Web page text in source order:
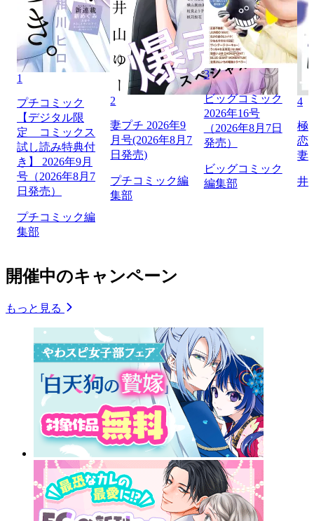
1
プチコミック
【デジタル限
定 コミックス
試し読み特典付
き】 2026年9月
号（2026年8月7
日発売）
プチコミック編
集部
2
妻プチ 2026年9
月号(2026年8月7
日発売)
プチコミック編
集部
3
ビッグコミック
2026年16号
（2026年8月7日
発売）
ビッグコミック
編集部
4
極
恋
妻
井
開催中のキャンペーン
もっと見る